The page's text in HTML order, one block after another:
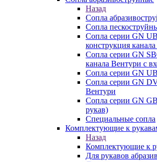
Назад
Сопла
Сопла
Сопла серии GN
конструкция
Сопла серии GN
канала Вентури c
Сопла серии GN
Сопла серии GN
Вентури
Сопла серии GN
рукав)
Специальные сопла
Комплектующие к
Назад
Комплектующие к
Для рукавов